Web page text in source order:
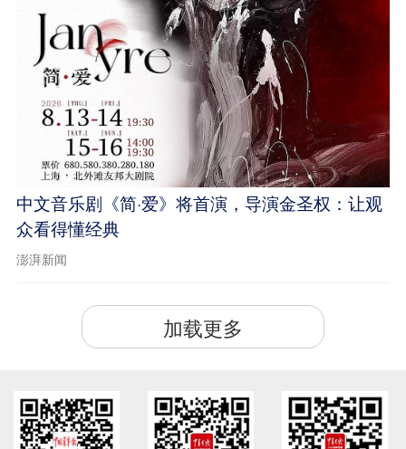
中文音乐剧《简·爱》将首演，导演金圣权：让观
众看得懂经典
澎湃新闻
加载更多